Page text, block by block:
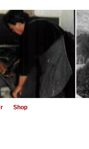
Shop